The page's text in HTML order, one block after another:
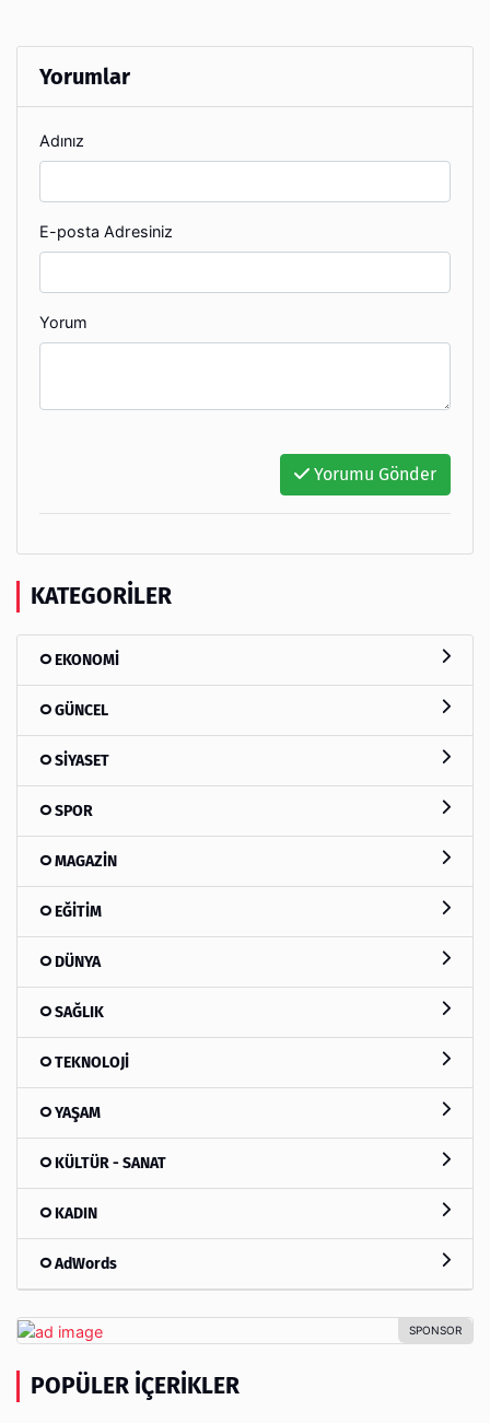
Yorumlar
Adınız
E-posta Adresiniz
Yorum
Yorumu Gönder
KATEGORILER
EKONOMİ
GÜNCEL
SİYASET
SPOR
MAGAZİN
EĞİTİM
DÜNYA
SAĞLIK
TEKNOLOJİ
YAŞAM
KÜLTÜR - SANAT
KADIN
AdWords
POPÜLER İÇERIKLER